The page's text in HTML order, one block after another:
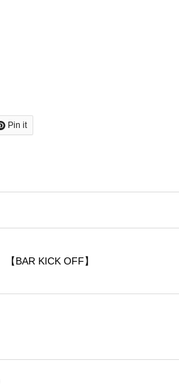
Pin it
【BAR KICK OFF】